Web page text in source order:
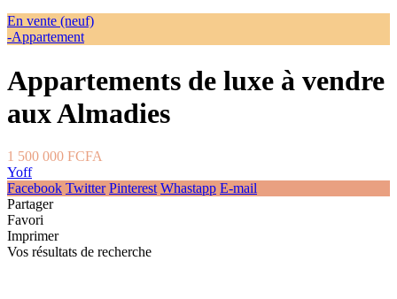
En vente (neuf)
-Appartement
Appartements de luxe à vendre
aux Almadies
1 500 000 FCFA
Yoff
Facebook Twitter Pinterest Whastapp E-mail
Partager
Favori
Imprimer
Vos résultats de recherche